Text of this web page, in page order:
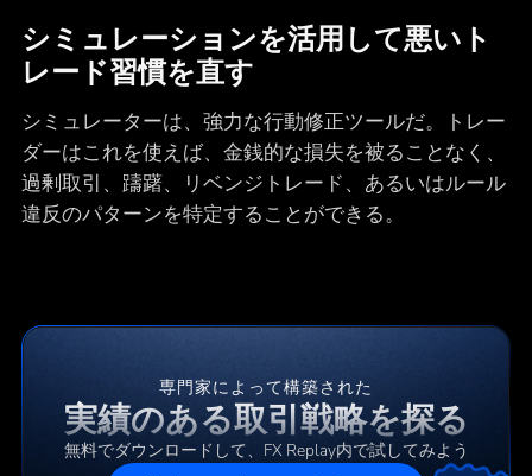
シミュレーションを活用して悪いト
レード習慣を直す
シミュレーターは、強力な行動修正ツールだ。トレー
ダーはこれを使えば、金銭的な損失を被ることなく、
過剰取引、躊躇、リベンジトレード、あるいはルール
違反のパターンを特定することができる。
専門家によって構築された
実績のある取引戦略を探る
無料でダウンロードして、FX Replay内で試してみよう